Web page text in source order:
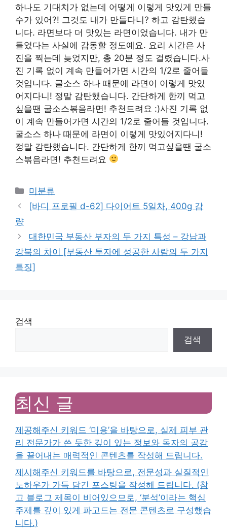
하나도 기대치가 없는데 어떻게 이렇게 맛있게 만들
수가 있어?! 그것도 내가 만들다니? 하고 감탄했습
니다. 라면보다 더 맛있는 라면이었습니다. 내가 만
들었다는 사실에 감동할 정도예요. 요리 시간은 사
진을 찍는데 늦었지만, 총 20분 정도 걸렸습니다.사
진 기록 없이 계속 만들어가면 시간의 1/2로 줄어들
것입니다. 굴소스 하나 때문에 라면이 이렇게 맛있
어지다니! 정말 감탄했습니다. 간단하게 한끼 먹고
싶을땐 굴소스볶음라면! 추천드려요 :)사진 기록 없
이 계속 만들어가면 시간의 1/2로 줄어들 것입니다.
굴소스 하나 때문에 라면이 이렇게 맛있어지다니!
정말 감탄했습니다. 간단하게 한끼 먹고싶을땐 굴소
스볶음라면! 추천드려요
Categories
미분류
[바디 프로필 d-62] 다이어트 5일차, 400g 감
량
대한민국 부동산 부자의 두 가지 특성 – 강남과
강북의 차이 [부동산 투자에 성공한 사람의 두 가지
특징]
검색
검색
최신 글
제공해주신 키워드 ‘미용’을 바탕으로, 실제 피부 관
리 전문가가 쓴 듯한 깊이 있는 정보와 독자의 공감
을 끌어내는 매력적인 콘텐츠를 작성해 드립니다.
제시해주신 키워드를 바탕으로, 전문성과 실질적인
노하우가 가득 담긴 포스팅을 작성해 드립니다. (참
고 블로그 제목이 비어있으므로, ‘분석’이라는 핵심
주제를 깊이 있게 파고드는 전문 콘텐츠로 구성했습
니다.)